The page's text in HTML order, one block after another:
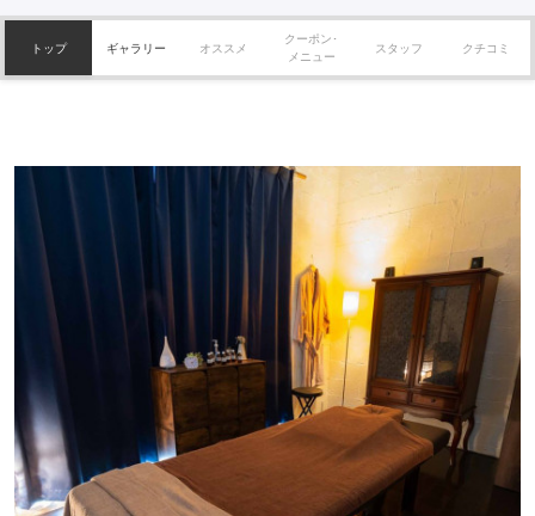
トップ ギャラリー オススメ
クーポン･
メニュー
スタッフ クチコミ